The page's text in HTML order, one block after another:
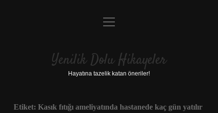
Anasayfa
Yasal Uyarı
menüyü
Yenilik Dolu Hikayeler
Hayatına tazelik katan öneriler!
Etiket: Kasık fıtığı ameliyatında hastanede kaç gün yatılır